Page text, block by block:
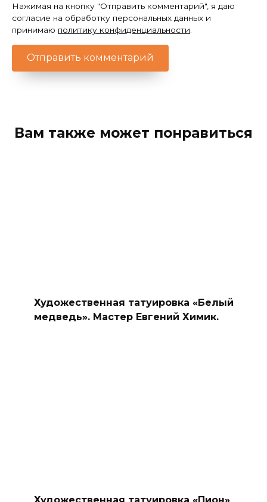
Нажимая на кнопку "Отправить комментарий", я даю
согласие на обработку персональных данных и
принимаю политику конфиденциальности
Вам также может понравиться
Художественная татуировка «Белый
медведь». Мастер Евгений Химик.
Художественная татуировка «Пион»